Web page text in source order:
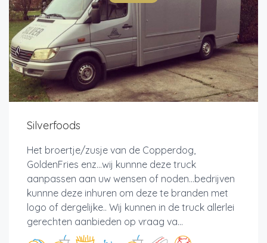
Silverfoods
Het broertje/zusje van de Copperdog,
GoldenFries enz...wij kunnne deze truck
aanpassen aan uw wensen of noden...bedrijven
kunnne deze inhuren om deze te branden met
logo of dergelijke.. Wij kunnen in de truck allerlei
gerechten aanbieden op vraag va...